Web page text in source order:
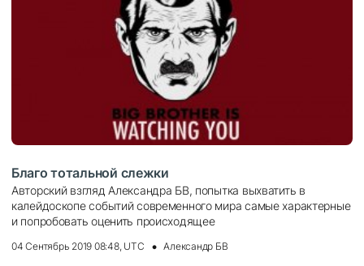
Благо тотальной слежки
Авторский взгляд Александра БВ, попытка выхватить в
калейдоскопе событий современного мира самые характерные
и попробовать оценить происходящее
04 Сентябрь 2019 08:48, UTC Александр БВ